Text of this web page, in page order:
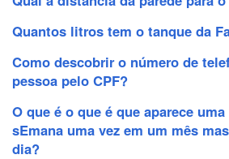
Quantos litros tem o tanque da
Como descobrir o número de
pessoa pelo CPF?
O que é o que é que aparece
sEmana uma vez em um mês
dia?